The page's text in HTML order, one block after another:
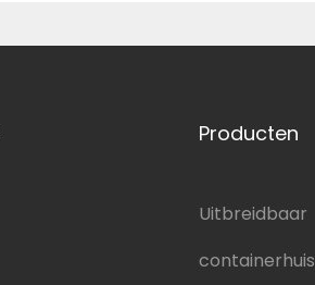
Producten
Uitbreidbaar
containerhuis